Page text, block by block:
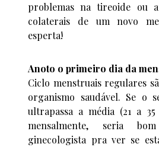
problemas na tireoide ou
colaterais de um novo
esperta!
Anoto o primeiro dia da
Ciclo menstruais regulares
organismo saudável. Se o
ultrapassa a média (21 a
mensalmente, seria
ginecologista pra ver se